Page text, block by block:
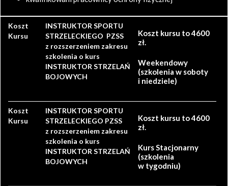
Koszt
Kursu
INSTRUKTOR SPORTU
STRZELECKIEGO PZSS
z rozszerzeniem zakresu
szkolenia o kurs
INSTRUKTOR STRZELAŃ
BOJOWYCH
Koszt kursu to 4600
zł.
Weekendowy
(szkolenia w soboty
i niedziele)
Koszt
Kursu
INSTRUKTOR SPORTU
STRZELECKIEGO PZSS
z rozszerzeniem zakresu
szkolenia o kurs
INSTRUKTOR STRZELAŃ
BOJOWYCH
Koszt kursu to 4600
zł.
Kurs Stacjonarny
(szkolenia
w tygodniu)